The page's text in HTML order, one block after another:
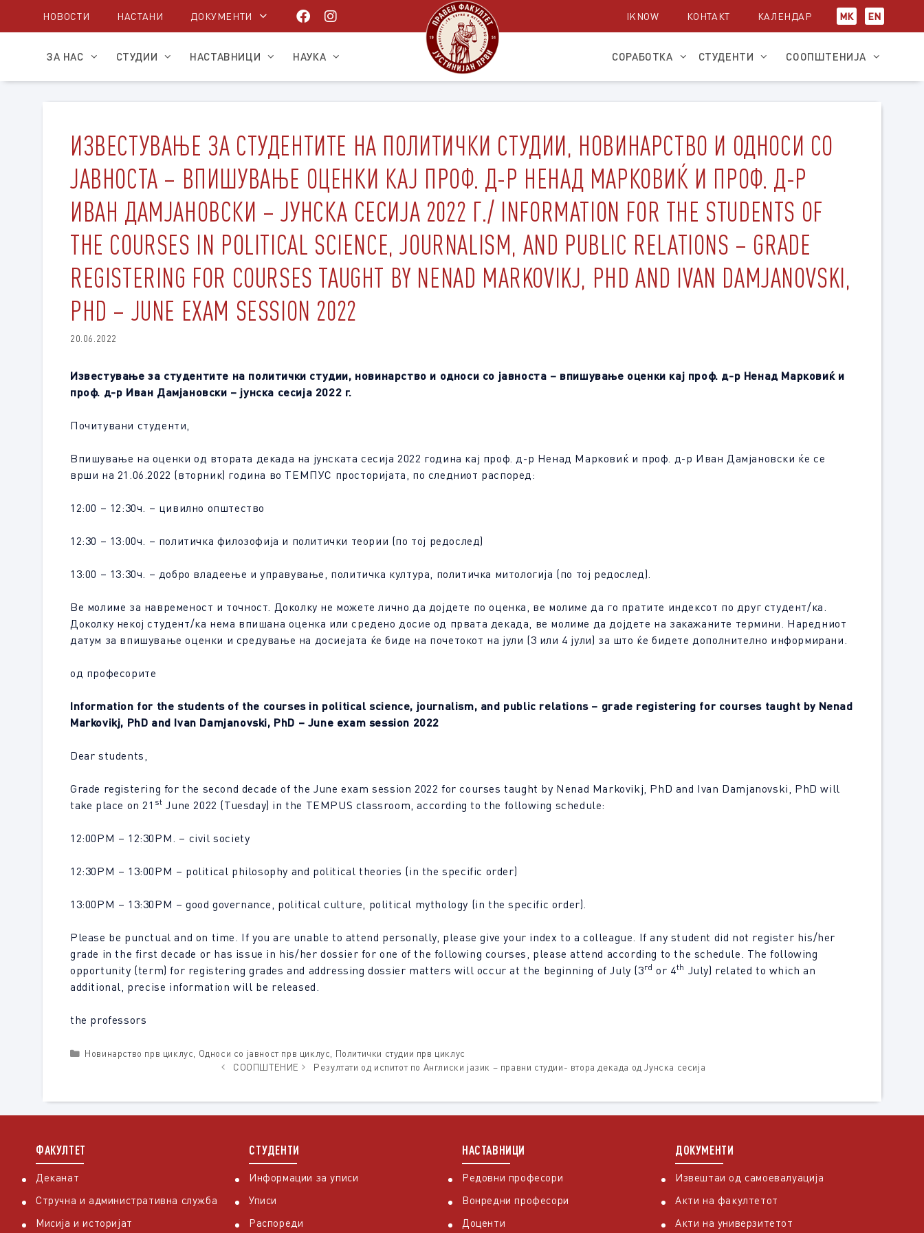
НОВОСТИ НАСТАНИ ДОКУМЕНТИ IKNOW КОНТАКТ КАЛЕНДАР МК EN
ЗА НАС СТУДИИ НАСТАВНИЦИ НАУКА СОРАБОТКА СТУДЕНТИ СООПШТЕНИЈА
ИЗВЕСТУВАЊЕ ЗА СТУДЕНТИТЕ НА ПОЛИТИЧКИ СТУДИИ, НОВИНАРСТВО И ОДНОСИ СО
ЈАВНОСТА – ВПИШУВАЊЕ ОЦЕНКИ КАЈ ПРОФ. Д-Р НЕНАД МАРКОВИЌ И ПРОФ. Д-Р
ИВАН ДАМЈАНОВСКИ – ЈУНСКА СЕСИЈА 2022 Г./ INFORMATION FOR THE STUDENTS OF
THE COURSES IN POLITICAL SCIENCE, JOURNALISM, AND PUBLIC RELATIONS – GRADE
REGISTERING FOR COURSES TAUGHT BY NENAD MARKOVIKJ, PHD AND IVAN DAMJANOVSKI,
PHD – JUNE EXAM SESSION 2022
20.06.2022
Известување за студентите на политички студии, новинарство и односи со јавноста – впишување оценки кај проф. д-р Ненад Марковиќ и
проф. д-р Иван Дамјановски – јунска сесија 2022 г.
Почитувани студенти,
Впишување на оценки од втората декада на јунската сесија 2022 година кај проф. д-р Ненад Марковиќ и проф. д-р Иван Дамјановски ќе се
врши на 21.06.2022 (вторник) година во ТЕМПУС просторијата, по следниот распоред:
12:00 – 12:30ч. – цивилно општество
12:30 – 13:00ч. – политичка филозофија и политички теории (по тој редослед)
13:00 – 13:30ч. – добро владеење и управување, политичка култура, политичка митологија (по тој редослед).
Ве молиме за навременост и точност. Доколку не можете лично да дојдете по оценка, ве молиме да го пратите индексот по друг студент/ка.
Доколку некој студент/ка нема впишана оценка или средено досие од првата декада, ве молиме да дојдете на закажаните термини. Наредниот
датум за впишување оценки и средување на досиејата ќе биде на почетокот на јули (3 или 4 јули) за што ќе бидете дополнително информирани.
од професорите
Information for the students of the courses in political science, journalism, and public relations – grade registering for courses taught by Nenad
Markovikj, PhD and Ivan Damjanovski, PhD – June exam session 2022
Dear students,
Grade registering for the second decade of the June exam session 2022 for courses taught by Nenad Markovikj, PhD and Ivan Damjanovski, PhD will
take place on 21 st June 2022 (Tuesday) in the TEMPUS classroom, according to the following schedule:
12:00PM – 12:30PM. – civil society
12:30PM – 13:00PM – political philosophy and political theories (in the specific order)
13:00PM – 13:30PM – good governance, political culture, political mythology (in the specific order).
Please be punctual and on time. If you are unable to attend personally, please give your index to a colleague. If any student did not register his/her
grade in the first decade or has issue in his/her dossier for one of the following courses, please attend according to the schedule. The following
opportunity (term) for registering grades and addressing dossier matters will occur at the beginning of July (3rd or 4th July) related to which an
additional, precise information will be released.
the professors
Categories
Новинарство прв циклус, Односи со јавност прв циклус, Политички студии прв циклус
СООПШТЕНИЕ
Резултати од испитот по Англиски јазик – правни студии- втора декада од Јунска сесија
ФАКУЛТЕТ
Деканат
Стручна и административна служба
Мисија и историјат
СТУДЕНТИ
Информации за уписи
Уписи
Распореди
НАСТАВНИЦИ
Редовни професори
Вонредни професори
Доценти
ДОКУМЕНТИ
Извештаи од самоевалуација
Акти на факултетот
Акти на универзитетот